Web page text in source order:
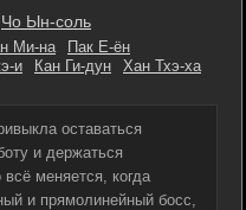
Чо Ын-соль
Ми-на
Пак Е-ён
и Кан Ги-дун Хан Тхэ-ха
оставаться
и держаться
меняется, когда
и прямолинейный босс,